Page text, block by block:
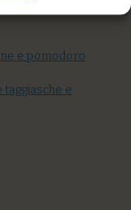
e pomodoro
e